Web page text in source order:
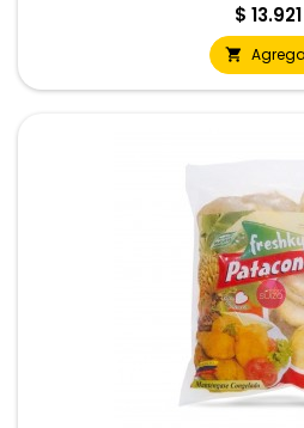
Precio
$ 13.921
